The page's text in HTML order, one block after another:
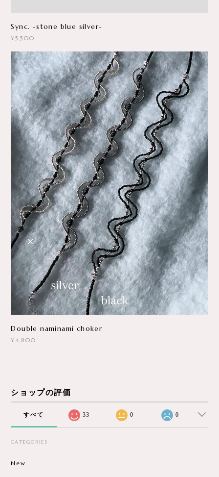
Sync. -stone blue silver-
¥5,500
Double naminami choker
¥4,800
ショップの評価
すべて 33 0 0
CATEGORIES
New